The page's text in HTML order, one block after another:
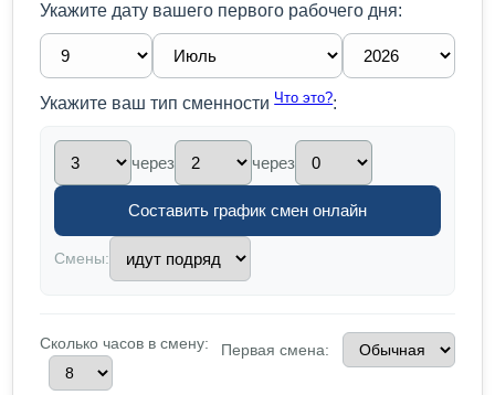
Укажите дату вашего первого рабочего дня:
Укажите ваш тип сменностиЧто это?:
через через
Смены:
Сколько часов в смену: Первая смена: